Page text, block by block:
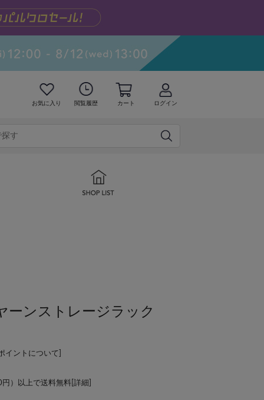
お気に入り 閲覧履歴 カート ログイン
ーンストレージラック
イントについて
）以上で送料無料[ 詳細